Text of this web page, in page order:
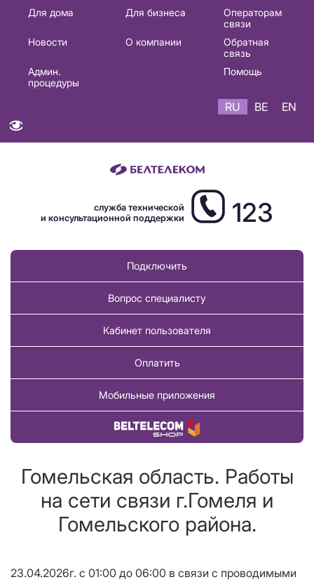
Основная
навигация
Для дома Для бизнеса
Операторам
связи
Новости
О компании
Обратная
связь
Админ.
процедуры
Помощь
RU BE EN
служба технической
и консультационной поддержки
123
Подключить
Вопрос специалисту
Кабинет пользователя
Оплатить
Мобильные приложения
Купить товар
Гомельская область. Работы
на сети связи г.Гомеля и
Гомельского района.
23.04.2026г. с 01:00 до 06:00 в связи с проводимыми